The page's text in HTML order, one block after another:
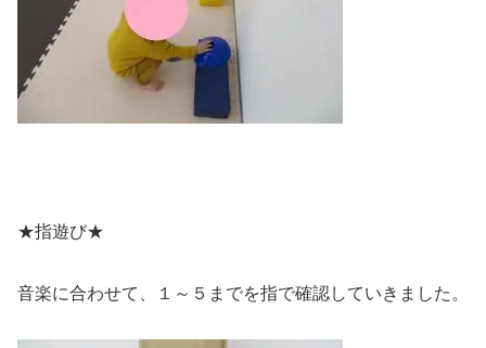
★指遊び★
音楽に合わせて、１～５までを指で確認していきました。